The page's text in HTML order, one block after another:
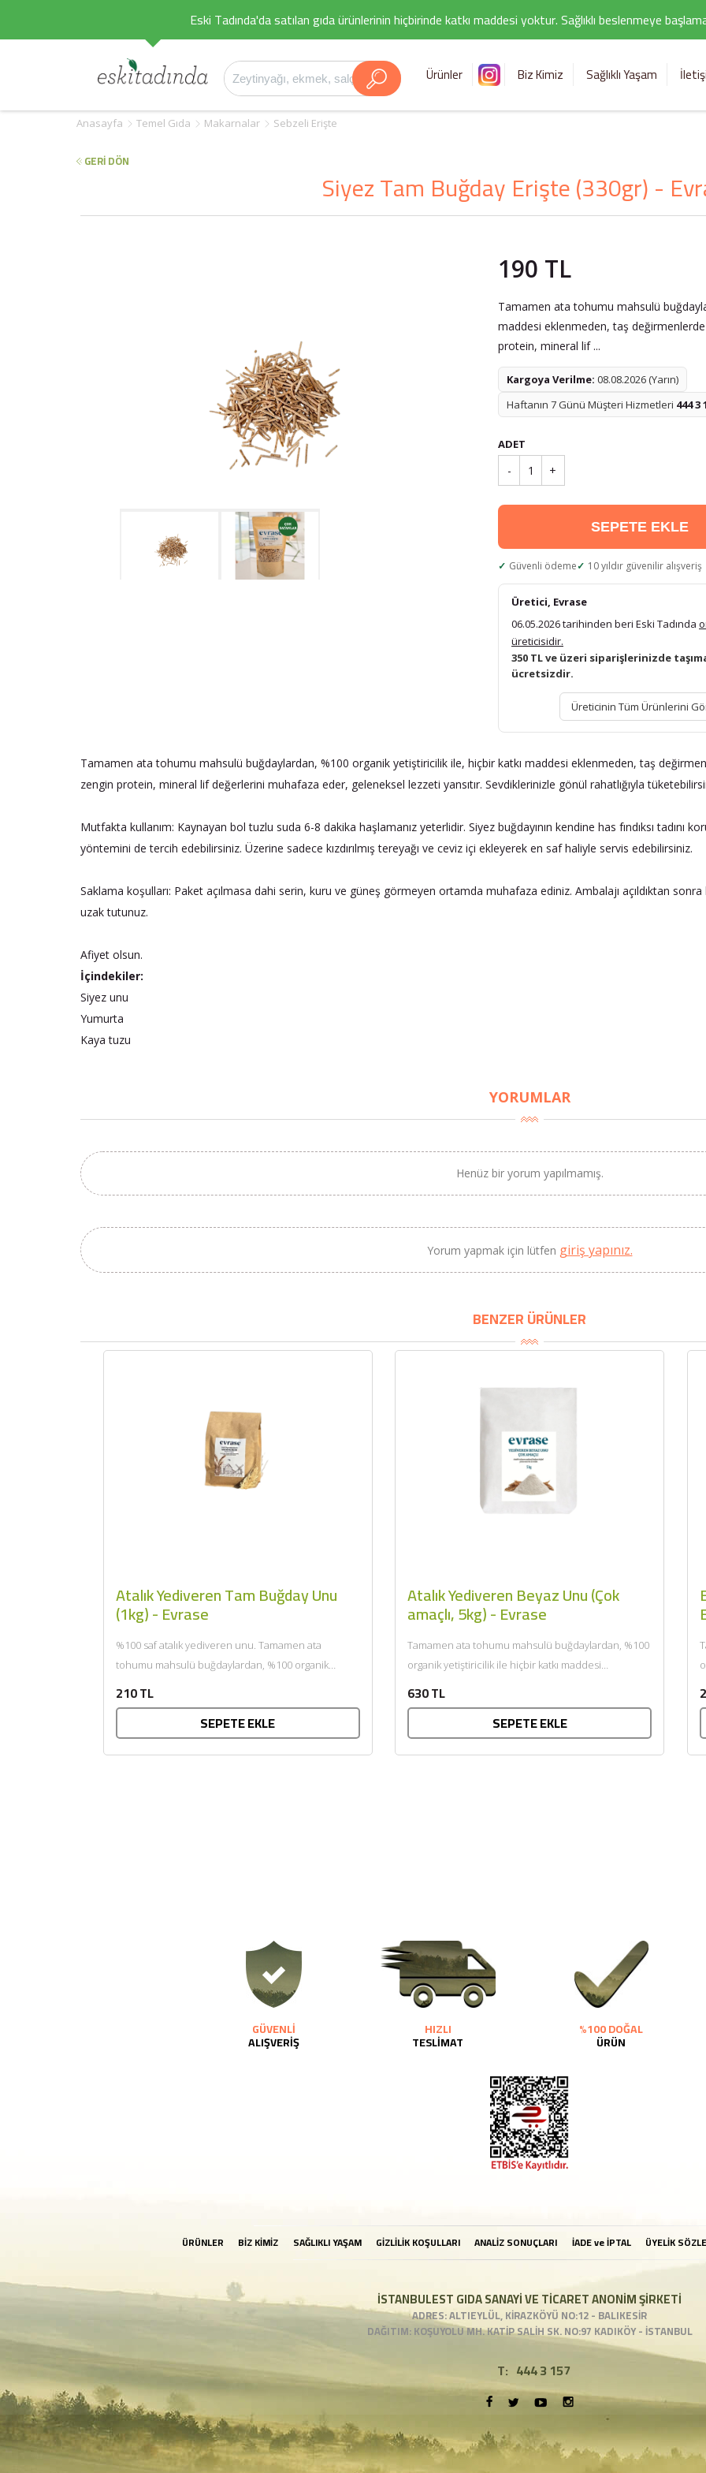
Eski Tadında'da satılan gıda ürünlerinin hiçbirinde katkı maddesi yoktur. Sağlıklı beslenmeye
Ürünler Biz Kimiz Sağlıklı Yaşam
Anasayfa Temel Gıda Makarnalar Sebzeli Erişte
GERİ DÖN
Siyez Tam Buğday Erişte (330gr) -
190 TL
Tamamen ata tohumu mahsulü
maddesi eklenmeden, taş
protein, mineral lif ...
Kargoya Verilme: 08.08.2026 (Yarın)
Haftanın 7 Günü Müşteri Hizmetleri 444 3
ADET
- 1 +
SEPETE EKLE
Güvenli ödeme 10 yıldır güvenilir alışveriş
Üretici, Evrase
06.05.2026 tarihinden beri Eski Tadında
üreticisidir.
350 TL ve üzeri siparişlerinizde
ücretsizdir.
Üreticinin Tüm Ürünlerini
Tamamen ata tohumu mahsulü buğdaylardan, %100 organik yetiştiricilik ile, hiçbir katkı maddesi eklenmeden, taş
zengin protein, mineral lif değerlerini muhafaza eder, geleneksel lezzeti yansıtır. Sevdiklerinizle gönül rahatlığıyla
Mutfakta kullanım: Kaynayan bol tuzlu suda 6-8 dakika haşlamanız yeterlidir. Siyez buğdayının kendine has fındıksı
yöntemini de tercih edebilirsiniz. Üzerine sadece kızdırılmış tereyağı ve ceviz içi ekleyerek en saf haliyle servis edebilirsiniz.
Saklama koşulları: Paket açılmasa dahi serin, kuru ve güneş görmeyen ortamda muhafaza ediniz. Ambalajı açıldıktan
uzak tutunuz.
Afiyet olsun.
İçindekiler:
Siyez unu
Yumurta
Kaya tuzu
YORUMLAR
Henüz bir yorum yapılmamış.
Yorum yapmak için lütfen giriş yapınız.
BENZER ÜRÜNLER
Atalık Yediveren Tam Buğday Unu
(1kg) - Evrase
%100 saf atalık yediveren unu. Tamamen ata
tohumu mahsulü buğdaylardan, %100 organik
210 TL
SEPETE EKLE
Atalık Yediveren Beyaz Unu (Çok
amaçlı, 5kg) - Evrase
Tamamen ata tohumu mahsulü buğdaylardan, %100
organik yetiştiricilik ile hiçbir katkı maddesi
rahatlığıyla...
630 TL
SEPETE EKLE
GÜVENLİ
ALIŞVERİŞ
HIZLI
TESLİMAT
%100 DOĞAL
ÜRÜN
ÜRÜNLER BİZ KİMİZ SAĞLIKLI YAŞAM GİZLİLİK KOŞULLARI ANALİZ SONUÇLARI İADE ve İPTAL ÜYELİK
İSTANBULEST GIDA SANAYİ VE TİCARET ANONİM ŞİRKETİ
ADRES: ALTIEYLÜL, KİRAZKÖYÜ NO:12 - BALIKESİR
DAĞITIM: KOŞUYOLU MH. KATİP SALİH SK. NO:97 KADIKÖY - İSTANBUL
T: 444 3 157
BU HAFTANIN PLANLI İNDİRİMİ
2690,00 TL
2071,30 TL
Kaan Olgun Hasat
Naturel Sızma Zeytinyağı
(5lt, Soğuk Sıkım) - Bilgem